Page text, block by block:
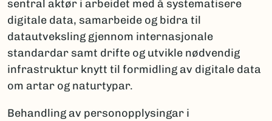
sentral aktør i arbeidet med å systematisere
digitale data, samarbeide og bidra til
datautveksling gjennom internasjonale
standardar samt drifte og utvikle nødvendig
infrastruktur knytt til formidling av digitale data
om artar og naturtypar.
Behandling av personopplysingar i